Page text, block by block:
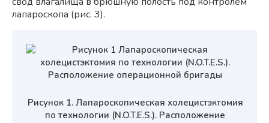
лапароскопа (рис. 3).
Рисунок 1. Лапароскопическая холецистэктомия
по технологии (N.O.T.E.S.). Расположение